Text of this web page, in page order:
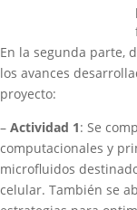
En la segunda parte,
los avances
proyecto:
– Actividad 1: Se
computacionales y
microfluidos
celular. También se